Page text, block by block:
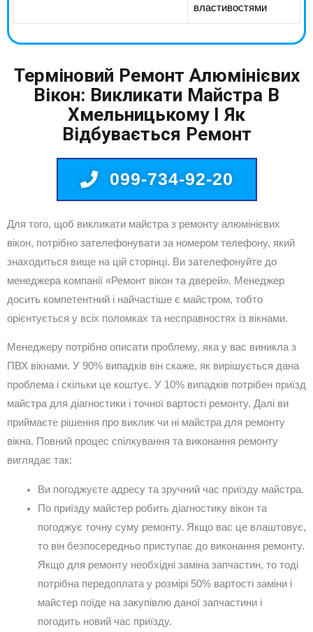
властивостями
Терміновий Ремонт Алюмінієвих
Вікон: Викликати Майстра В
Хмельницькому І Як
Відбувається Ремонт
099-734-92-20
Для того, щоб викликати майстра з ремонту алюмінієвих
вікон, потрібно зателефонувати за номером телефону, який
знаходиться вище на цій сторінці. Ви зателефонуйте до
менеджера компанії «Ремонт вікон та дверей». Менеджер
досить компетентний і найчастіше є майстром, тобто
орієнтується у всіх поломках та несправностях із вікнами.
Менеджеру потрібно описати проблему, яка у вас виникла з
ПВХ вікнами. У 90% випадків він скаже, як вирішується дана
проблема і скільки це коштує. У 10% випадків потрібен приїзд
майстра для діагностики і точної вартості ремонту. Далі ви
приймаєте рішення про виклик чи ні майстра для ремонту
вікна. Повний процес спілкування та виконання ремонту
виглядає так:
Ви погоджуєте адресу та зручний час приїзду майстра.
По приїзду майстер робить діагностику вікон та
погоджує точну суму ремонту. Якщо вас це влаштовує,
то він безпосередньо приступає до виконання ремонту.
Якщо для ремонту необхідні заміна запчастин, то тоді
потрібна передоплата у розмірі 50% вартості заміни і
майстер поїде на закупівлю даної запчастини і
погодить новий час приїзду.